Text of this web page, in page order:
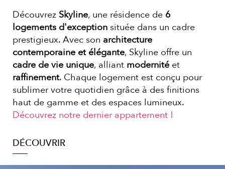
Découvrez Skyline, une résidence de 6
logements d'exception située dans un cadre
prestigieux. Avec son architecture
contemporaine et élégante, Skyline offre un
cadre de vie unique, alliant modernité et
raffinement. Chaque logement est conçu pour
sublimer votre quotidien grâce à des finitions
haut de gamme et des espaces lumineux.
Découvrez notre dernier appartement !
DÉCOUVRIR